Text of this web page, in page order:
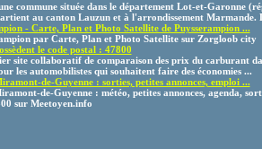
commune située dans le département Lot-et-Garonne
au canton Lauzun et à l'arrondissement Marmande.
- Carte, Plan et Photo Satellite de Puysserampion ...
par Carte, Plan et Photo Satellite sur Zorgloob city
le code postal : 47800
site collaboratif de comparaison des prix du carburant
les automobilistes qui souhaitent faire des économies ...
de-Guyenne : sorties, petites annonces, emploi ...
de-Guyenne : météo, petites annonces, agenda,
sur Meetoyen.info